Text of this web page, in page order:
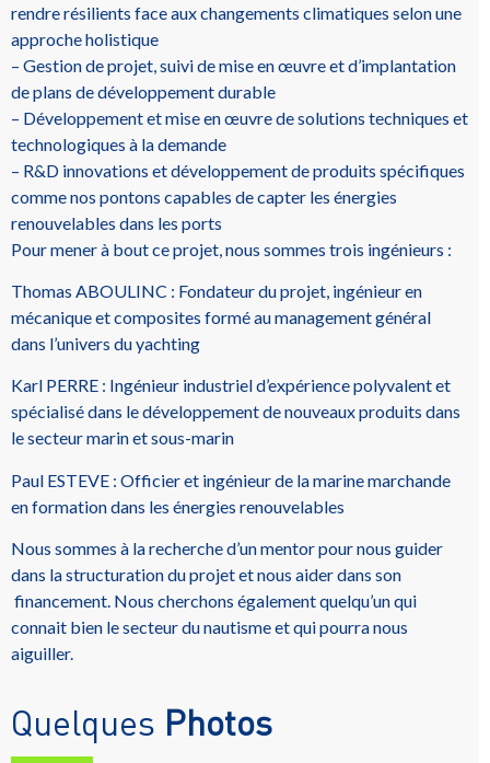
rendre résilients face aux changements climatiques selon une
approche holistique
– Gestion de projet, suivi de mise en œuvre et d’implantation
de plans de développement durable
– Développement et mise en œuvre de solutions techniques et
technologiques à la demande
– R&D innovations et développement de produits spécifiques
comme nos pontons capables de capter les énergies
renouvelables dans les ports
Pour mener à bout ce projet, nous sommes trois ingénieurs :
Thomas ABOULINC : Fondateur du projet, ingénieur en
mécanique et composites formé au management général
dans l’univers du yachting
Karl PERRE : Ingénieur industriel d’expérience polyvalent et
spécialisé dans le développement de nouveaux produits dans
le secteur marin et sous-marin
Paul ESTEVE : Officier et ingénieur de la marine marchande
en formation dans les énergies renouvelables
Nous sommes à la recherche d’un mentor pour nous guider
dans la structuration du projet et nous aider dans son
financement. Nous cherchons également quelqu’un qui
connait bien le secteur du nautisme et qui pourra nous
aiguiller.
Quelques Photos